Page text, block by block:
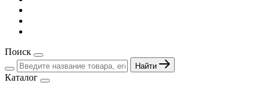
Поиск
Найти
Каталог